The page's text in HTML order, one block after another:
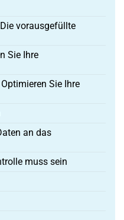
vorausgefüllte
Sie Ihre
Sie Ihre
an das
muss sein